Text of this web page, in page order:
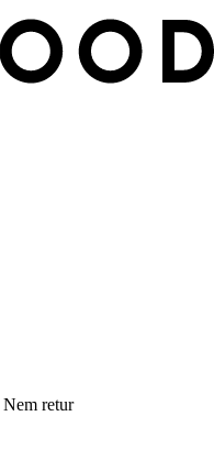
Nem retur